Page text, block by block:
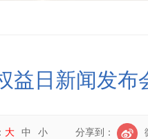
益日新闻发
大 中 小 分享到：